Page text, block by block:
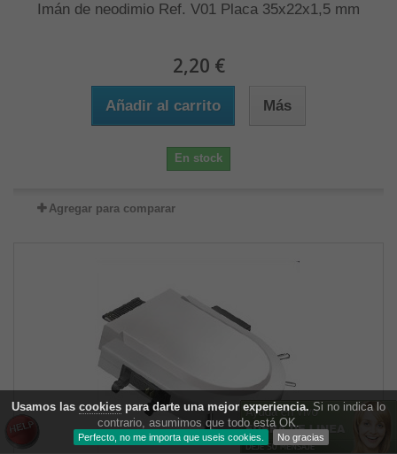
Usamos las cookies para darte una mejor experiencia. Si no indica lo
contrario, asumimos que todo está OK.
Perfecto, no me importa que useis cookies. No gracias
Imán de neodimio Ref. V01 Placa 35x22x1,5 mm
2,20 €
Añadir al carrito Más
En stock
Agregar para comparar